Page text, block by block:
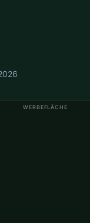
WERBEFLÄCHE